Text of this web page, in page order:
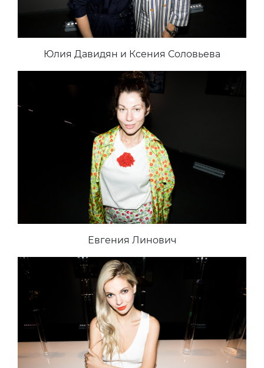
Юлия Давидян и Ксения Соловьева
Евгения Линович